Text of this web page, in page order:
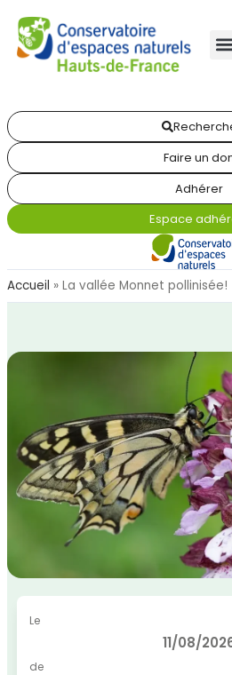
Faire un
Adhérer
Espace
Accueil » La vallée Monnet pollinisée!
Le
11/08/
de